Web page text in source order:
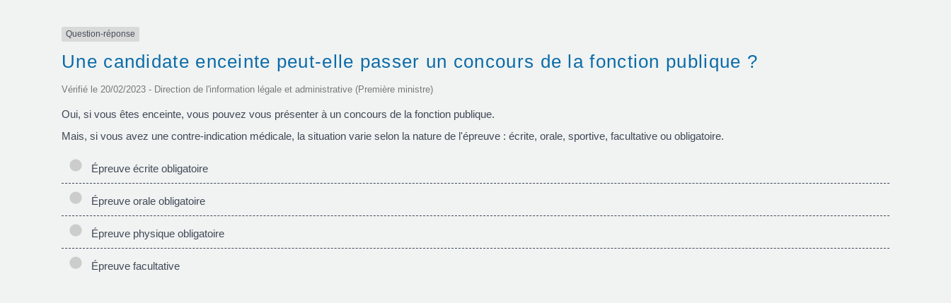
Question-réponse
Une candidate enceinte peut-elle passer un concours de la fonction publique ?
Vérifié le 20/02/2023 - Direction de l'information légale et administrative (Première ministre)
Oui, si vous êtes enceinte, vous pouvez vous présenter à un concours de la fonction publique.
Mais, si vous avez une contre-indication médicale, la situation varie selon la nature de l'épreuve : écrite, orale, sportive, facultative ou obligatoire.
Épreuve écrite obligatoire
Épreuve orale obligatoire
Épreuve physique obligatoire
Épreuve facultative